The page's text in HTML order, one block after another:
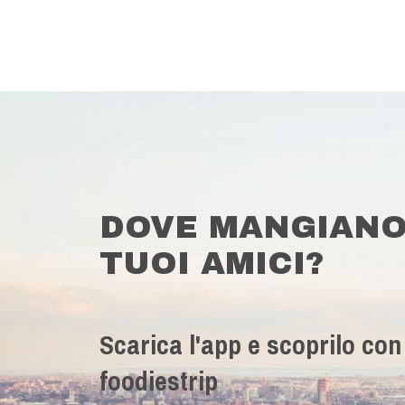
DOVE
TUOI AMICI?
Scarica l'app e scoprilo con
foodiestrip